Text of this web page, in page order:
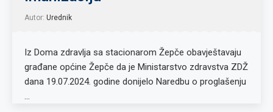
Autor: Urednik
Iz Doma zdravlja sa stacionarom Žepče obavještavaju
građane općine Žepče da je Ministarstvo zdravstva ZDŽ
dana 19.07.2024. godine donijelo Naredbu o proglašenju
…